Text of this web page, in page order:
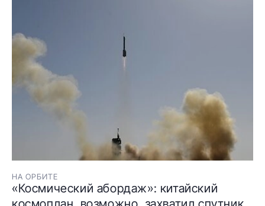
НА ОРБИТЕ
«Космический абордаж»: китайский